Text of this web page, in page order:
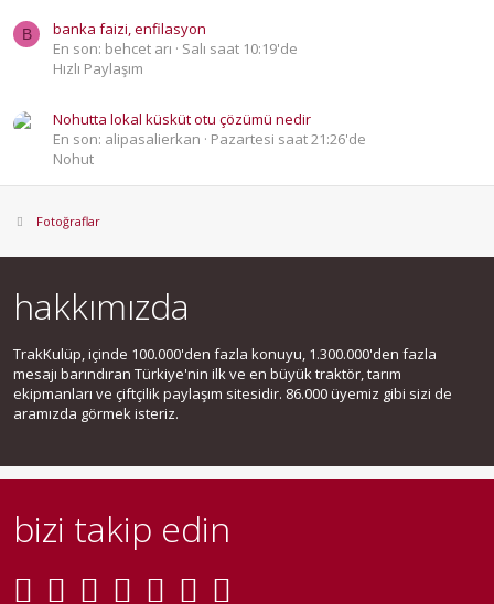
B
banka faizi, enfilasyon
En son: behcet arı
Salı saat 10:19'de
Hızlı Paylaşım
Nohutta lokal küsküt otu çözümü nedir
En son: alipasalierkan
Pazartesi saat 21:26'de
Nohut
Fotoğraflar
hakkımızda
TrakKulüp, içinde 100.000'den fazla konuyu, 1.300.000'den fazla
mesajı barındıran Türkiye'nin ilk ve en büyük traktör, tarım
ekipmanları ve çiftçilik paylaşım sitesidir. 86.000 üyemiz gibi sizi de
aramızda görmek isteriz.
bizi takip edin